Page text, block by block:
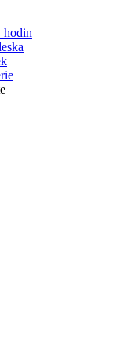
hodin